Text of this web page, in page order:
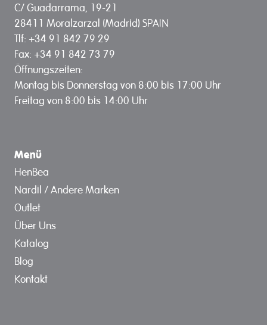
C/ Guadarrama, 19-21
28411 Moralzarzal (Madrid) SPAIN
Tlf: +34 91 842 79 29
Fax: +34 91 842 73 79
Öffnungszeiten:
Montag bis Donnerstag von 8:00 bis 17:00 Uhr
Freitag von 8:00 bis 14:00 Uhr
Menü
HenBea
Nardil / Andere Marken
Outlet
Über Uns
Katalog
Blog
Kontakt